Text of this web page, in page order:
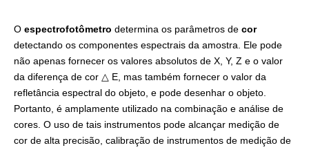
O espectrofotômetro determina os parâmetros de cor
detectando os componentes espectrais da amostra. Ele pode
não apenas fornecer os valores absolutos de X, Y, Z e o valor
da diferença de cor △ E, mas também fornecer o valor da
refletância espectral do objeto, e pode desenhar o objeto.
Portanto, é amplamente utilizado na combinação e análise de
cores. O uso de tais instrumentos pode alcançar medição de
cor de alta precisão, calibração de instrumentos de medição de